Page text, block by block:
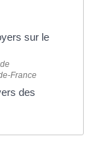
sur le
France
des